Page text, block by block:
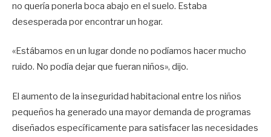
no quería ponerla boca abajo en el suelo. Estaba
desesperada por encontrar un hogar.
«Estábamos en un lugar donde no podíamos hacer mucho
ruido. No podía dejar que fueran niños», dijo.
El aumento de la inseguridad habitacional entre los niños
pequeños ha generado una mayor demanda de programas
diseñados específicamente para satisfacer las necesidades